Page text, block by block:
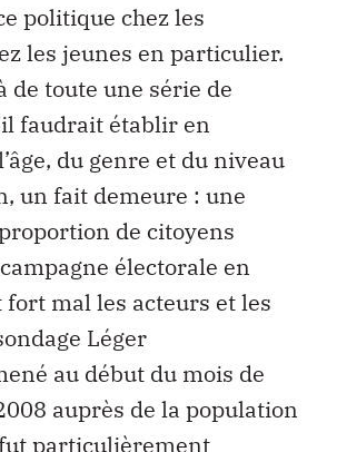
politique chez les
les jeunes en particulier.
de toute une série de
faudrait établir en
du genre et du niveau
un fait demeure : une
de citoyens
électorale en
mal les acteurs et les
Léger
au début du mois de
auprès de la population
particulièrement